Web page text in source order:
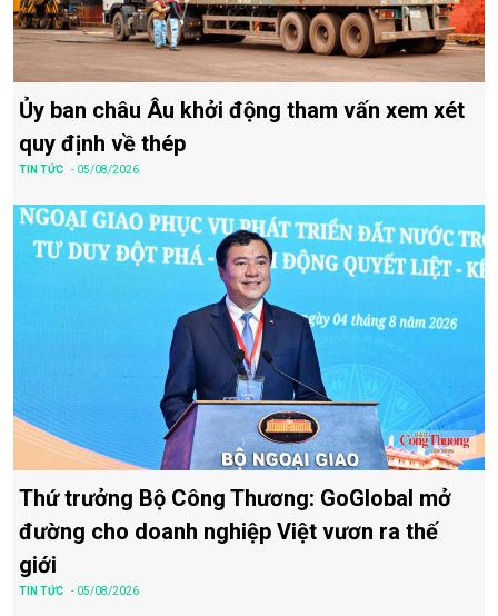
Ủy ban châu Âu khởi động tham vấn xem xét
quy định về thép
TIN TỨC - 05/08/2026
Thứ trưởng Bộ Công Thương: GoGlobal mở
đường cho doanh nghiệp Việt vươn ra thế
giới
TIN TỨC - 05/08/2026